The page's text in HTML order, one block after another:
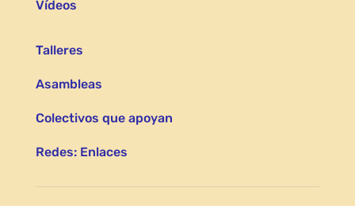
Vídeos
Talleres
Asambleas
Colectivos que apoyan
Redes: Enlaces